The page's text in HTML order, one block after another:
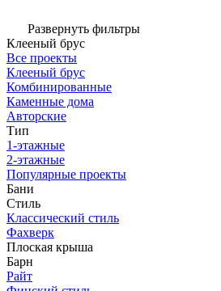
Развернуть фильтры
Клееный брус
Все проекты
Клееный брус
Комбинированные
Каменные дома
Авторские
Тип
1-этажные
2-этажные
Популярные проекты
Бани
Стиль
Классический стиль
Фахверк
Плоская крыша
Барн
Райт